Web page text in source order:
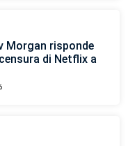
Morgan risponde
di Netflix a